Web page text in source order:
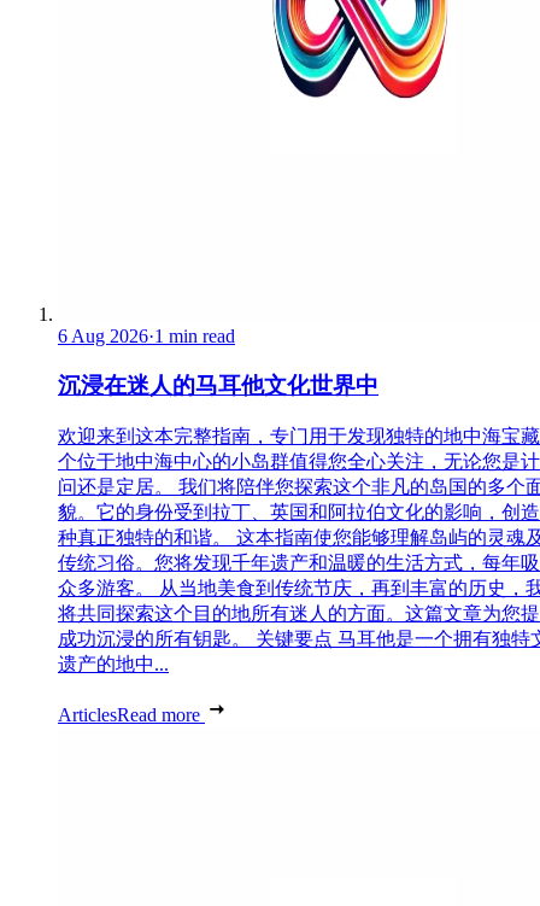
6 Aug 2026·1 min read
沉浸在迷人的马耳他文化世界中
欢迎来到这本完整指南，专门用于发现独特的地中海宝
个位于地中海中心的小岛群值得您全心关注，无论您是
问还是定居。 我们将陪伴您探索这个非凡的岛国的多个
貌。它的身份受到拉丁、英国和阿拉伯文化的影响，创
种真正独特的和谐。 这本指南使您能够理解岛屿的灵魂
传统习俗。您将发现千年遗产和温暖的生活方式，每年
众多游客。 从当地美食到传统节庆，再到丰富的历史，
将共同探索这个目的地所有迷人的方面。这篇文章为您
成功沉浸的所有钥匙。 关键要点 马耳他是一个拥有独特
遗产的地中...
ArticlesRead more